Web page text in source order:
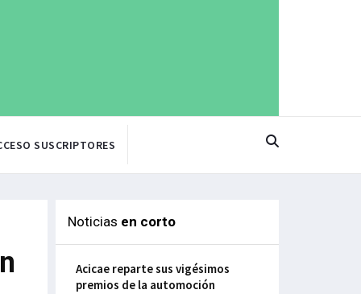
SUSCRIPTORES
Noticias en corto
Acicae reparte sus vigésimos
premios de la automoción